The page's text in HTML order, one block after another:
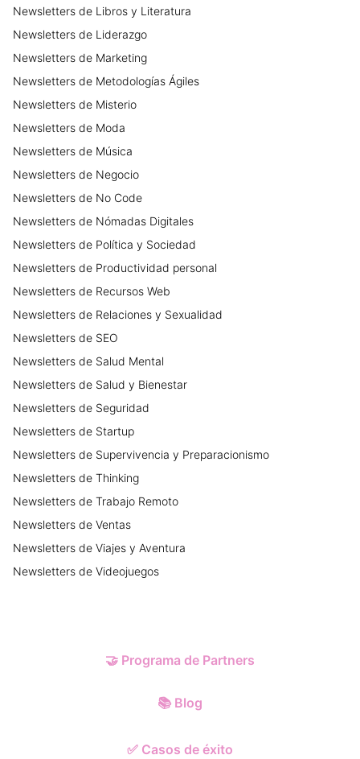
Newsletters de Libros y Literatura
Newsletters de Liderazgo
Newsletters de Marketing
Newsletters de Metodologías Ágiles
Newsletters de Misterio
Newsletters de Moda
Newsletters de Música
Newsletters de Negocio
Newsletters de No Code
Newsletters de Nómadas Digitales
Newsletters de Política y Sociedad
Newsletters de Productividad personal
Newsletters de Recursos Web
Newsletters de Relaciones y Sexualidad
Newsletters de SEO
Newsletters de Salud Mental
Newsletters de Salud y Bienestar
Newsletters de Seguridad
Newsletters de Startup
Newsletters de Supervivencia y Preparacionismo
Newsletters de Thinking
Newsletters de Trabajo Remoto
Newsletters de Ventas
Newsletters de Viajes y Aventura
Newsletters de Videojuegos
🤝 Programa de Partners
📚 Blog
✅ Casos de éxito